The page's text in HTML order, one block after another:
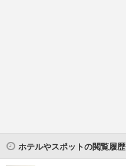
ホテルやスポットの閲覧履歴